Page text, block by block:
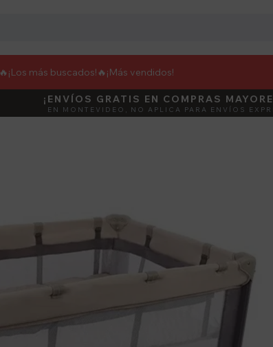
🔥¡Los más buscados!🔥 ¡Más vendidos!
DEBUT
¡ENVÍOS GRATIS EN COMPRAS
EN MONTEVIDEO, NO APLICA PARA ENVÍOS